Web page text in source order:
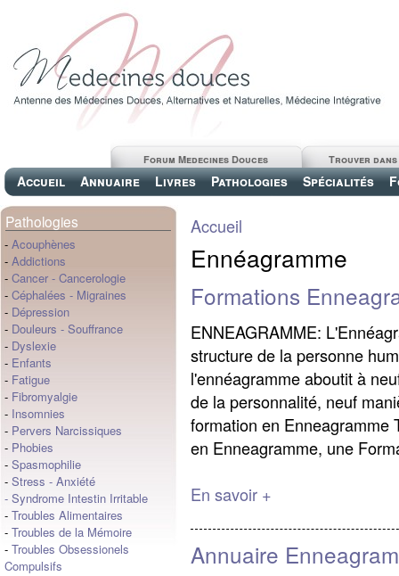
Accueil Annuaire Livres Pathologies Spécialités
Trouver
Forum Medecines Douces
Pathologies
- Acouphènes
- Addictions
- Cancer - Cancerologie
- Céphalées - Migraines
- Dépression
- Douleurs - Souffrance
- Dyslexie
- Enfants
- Fatigue
- Fibromyalgie
- Insomnies
- Pervers Narcissiques
- Phobies
- Spasmophilie
- Stress - Anxiété
- Syndrome Intestin Irritable
- Troubles Alimentaires
- Troubles de la Mémoire
- Troubles Obsessionels
Compulsifs
Accueil
Ennéagramme
Formations
ENNEAGRAMME:
structure de la personne
l'ennéagramme aboutit à
de la personnalité, neuf
formation en Enneagramme
en Enneagramme, une
En savoir +
Annuaire